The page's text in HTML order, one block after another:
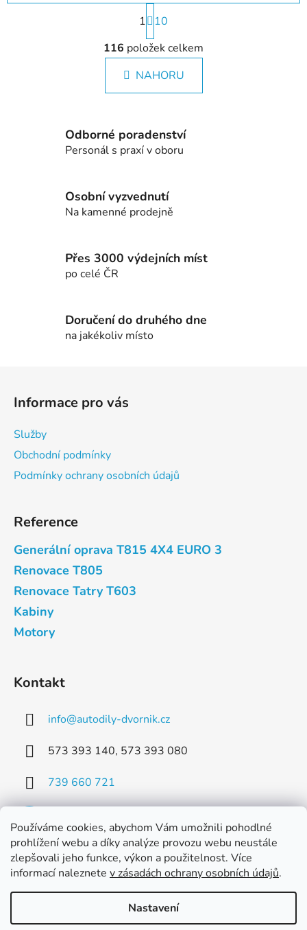
Používáme cookies, abychom Vám umožnili pohodlné
prohlížení webu a díky analýze provozu webu neustále
zlepšovali jeho funkce, výkon a použitelnost. Více
informací naleznete v zásadách ochrany osobních údajů.
Nastavení
O
v
l
á
d
í
p
k
y
p
S
t
r
á
n
k
í
1
10
116 položek celkem
NAHORU
Odborné poradenství
Personál s praxí v oboru
Osobní vyzvednutí
Na kamenné prodejně
Přes 3000 výdejních míst
po celé ČR
Doručení do druhého dne
na jakékoliv místo
Informace pro vás
Služby
Obchodní podmínky
Podmínky ochrany osobních údajů
Reference
Generální oprava T815 4X4 EURO 3
Renovace T805
Renovace Tatry T603
Kabiny
Motory
Kontakt
info@autodily-dvornik.cz
573 393 140, 573 393 080
739 660 721
Facebook